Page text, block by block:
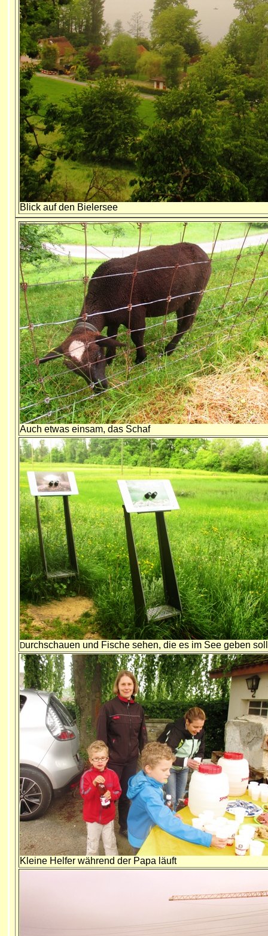
Blick auf den Bielersee
Auch etwas einsam, das Schaf
Durchschauen und Fische sehen, die es im See geben soll
Kleine Helfer während der Papa läuft